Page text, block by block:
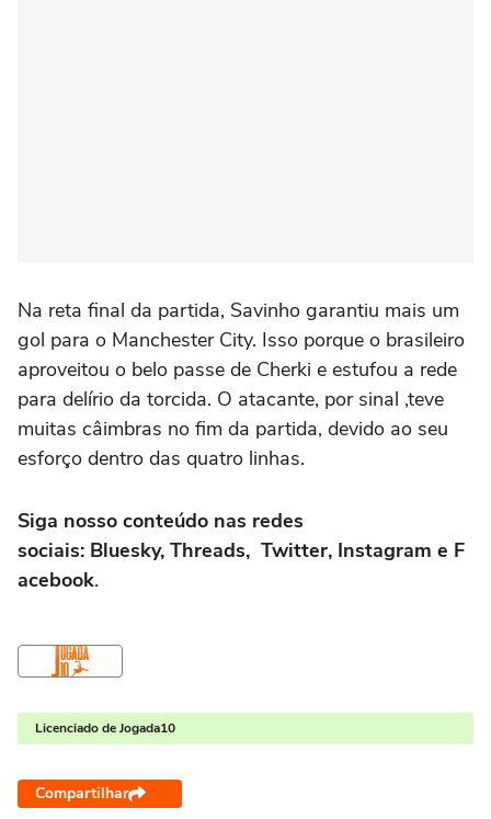
Na reta final da partida, Savinho garantiu mais um
gol para o Manchester City. Isso porque o brasileiro
aproveitou o belo passe de Cherki e estufou a rede
para delírio da torcida. O atacante, por sinal ,teve
muitas câimbras no fim da partida, devido ao seu
esforço dentro das quatro linhas.
Siga nosso conteúdo nas redes
sociais: Bluesky, Threads, Twitter, Instagram e F
acebook.
Licenciado de Jogada10
Compartilhar